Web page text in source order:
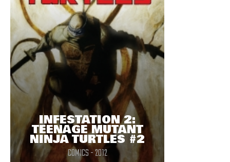
INFESTATION 2:
TEENAGE MUTANT
NINJA TURTLES #2
COMICS - 2012